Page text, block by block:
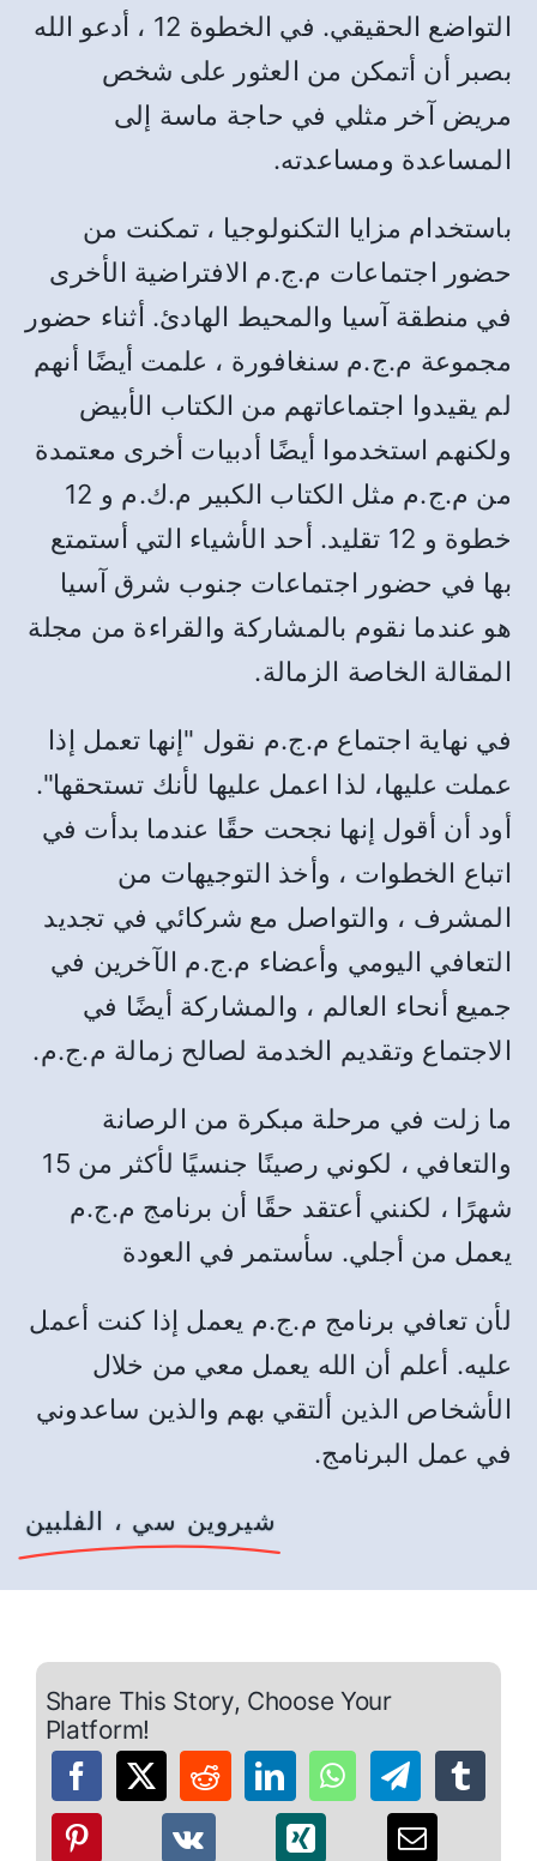
التواضع الحقيقي. في الخطوة 12 ، أدعو الله
بصبر أن أتمكن من العثور على شخص
مريض آخر مثلي في حاجة ماسة إلى
المساعدة ومساعدته.
باستخدام مزايا التكنولوجيا ، تمكنت من
حضور اجتماعات م.ج.م الافتراضية الأخرى
في منطقة آسيا والمحيط الهادئ. أثناء حضور
مجموعة م.ج.م سنغافورة ، علمت أيضًا أنهم
لم يقيدوا اجتماعاتهم من الكتاب الأبيض
ولكنهم استخدموا أيضًا أدبيات أخرى معتمدة
من م.ج.م مثل الكتاب الكبير م.ك.م و 12
خطوة و 12 تقليد. أحد الأشياء التي أستمتع
بها في حضور اجتماعات جنوب شرق آسيا
هو عندما نقوم بالمشاركة والقراءة من مجلة
المقالة الخاصة الزمالة.
في نهاية اجتماع م.ج.م نقول "إنها تعمل إذا
عملت عليها، لذا اعمل عليها لأنك تستحقها".
أود أن أقول إنها نجحت حقًا عندما بدأت في
اتباع الخطوات ، وأخذ التوجيهات من
المشرف ، والتواصل مع شركائي في تجديد
التعافي اليومي وأعضاء م.ج.م الآخرين في
جميع أنحاء العالم ، والمشاركة أيضًا في
الاجتماع وتقديم الخدمة لصالح زمالة م.ج.م.
ما زلت في مرحلة مبكرة من الرصانة
والتعافي ، لكوني رصينًا جنسيًا لأكثر من 15
شهرًا ، لكنني أعتقد حقًا أن برنامج م.ج.م
يعمل من أجلي. سأستمر في العودة
لأن تعافي برنامج م.ج.م يعمل إذا كنت أعمل
عليه. أعلم أن الله يعمل معي من خلال
الأشخاص الذين ألتقي بهم والذين ساعدوني
في عمل البرنامج.
شيروين سي ، الفلبين
Share This Story, Choose Your
Platform!